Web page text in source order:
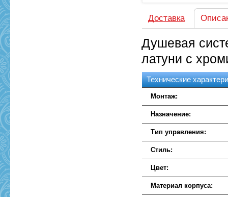
Доставка
Душевая
латуни с
Технические
Монтаж:
Назначение:
Тип управления:
Стиль:
Цвет:
Материал корпуса: